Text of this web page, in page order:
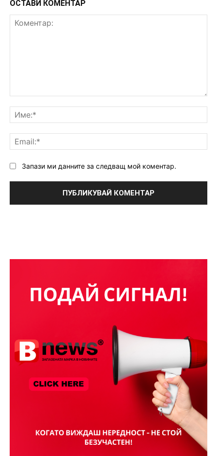
ОСТАВИ КОМЕНТАР
Запази ми данните за следващ мой коментар.